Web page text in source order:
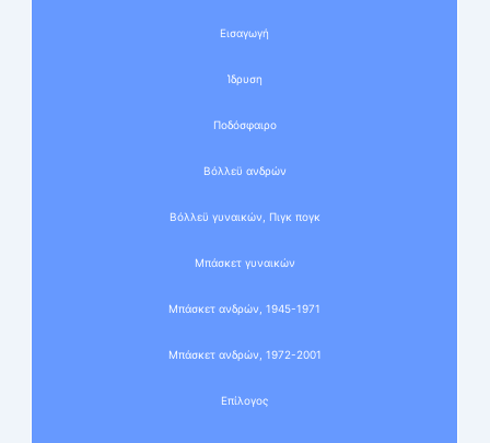
Εισαγωγή
Ίδρυση
Ποδόσφαιρο
Βόλλεϋ ανδρών
Βόλλεϋ γυναικών, Πιγκ πογκ
Μπάσκετ γυναικών
Μπάσκετ ανδρών, 1945-1971
Μπάσκετ ανδρών, 1972-2001
Επίλογος